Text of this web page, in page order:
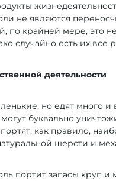
не являются
по крайней мере, это
случайно есть их все
деятельности
но едят много и
буквально
как правило,
шерсти и
портит запасы круп и